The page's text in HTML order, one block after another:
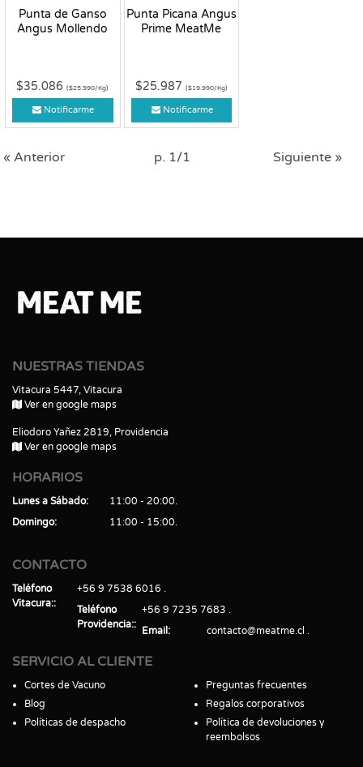
Punta de Ganso
Angus Mollendo
$35.086($25.990/Kg)
Notificarme
Punta Picana Angus
Prime MeatMe
$25.987 ($19.990/Kg)
Notificarme
« Anterior p. 1/1 Siguiente »
NUESTRAS TIENDAS
Vitacura 5447, Vitacura
Ver en google maps
Eliodoro Yañez 2819, Providencia
Ver en google maps
HORARIOS
Lunes a Sábado
11:00 - 20:00
Domingo
11:00 - 15:00
CONTACTO
Teléfono
Vitacura:
+56 9 7538 6016
Teléfono
Providencia:
+56 9 7235 7683
Email
contacto@meatme.cl
SERVICIO AL CLIENTE
Cortes de Vacuno
Blog
Políticas de despacho
Preguntas frecuentes
Regalos corporativos
Política de devoluciones y
reembolsos